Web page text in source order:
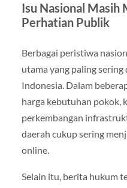
Isu Nasional Masih
Perhatian Publik
Berbagai peristiwa
utama yang paling
Indonesia. Dalam
harga kebutuhan pokok,
perkembangan
daerah cukup sering
online.
Selain itu, berita hukum